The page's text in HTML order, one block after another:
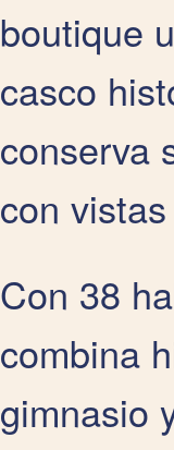
boutique
casco
conserva
con
Con 38
combina
gimnasio